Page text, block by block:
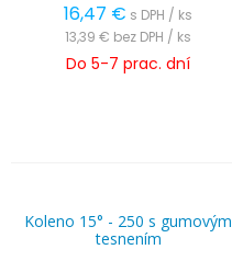
16,47 € s DPH / ks
13,39 € bez DPH / ks
Do 5-7 prac. dní
Koleno 15° - 250 s gumovým
tesnením